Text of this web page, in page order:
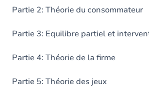
Partie 2: Théorie du consommateur
Partie 3: Equilibre partiel et
Partie 4: Théorie de la firme
Partie 5: Théorie des jeux